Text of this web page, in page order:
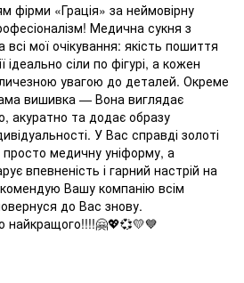
«Грація» за неймовірну
Медична сукня з
мої очікування: якість пошиття
ідеально сіли по фігурі, а кожен
увагою до деталей. Окреме
вишивка — Вона виглядає
акуратно та додає образу
У Вас справді золоті
медичну уніформу, а
впевненість і гарний настрій на
Вашу компанію всім
до Вас знову.
найкращого!!!!🤗💖💞💛💙